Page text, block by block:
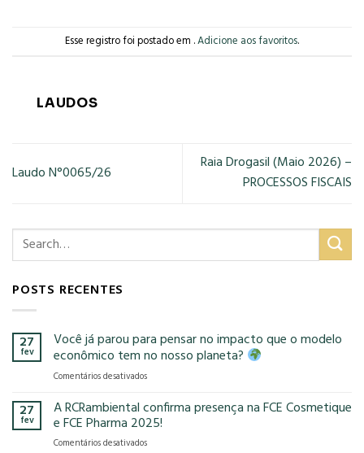
Esse registro foi postado em .Adicione aos favoritos.
LAUDOS
Laudo N°0065/26
Raia Drogasil (Maio 2026) –
PROCESSOS FISCAIS
POSTS RECENTES
27
fev
Você já parou para pensar no impacto que o modelo
econômico tem no nosso planeta?
Comentários desativadosem
já
parou
para
pensar
27
fev
A RCRambiental confirma presença na FCE Cosmetique
e FCE Pharma 2025!
Comentários desativadosem